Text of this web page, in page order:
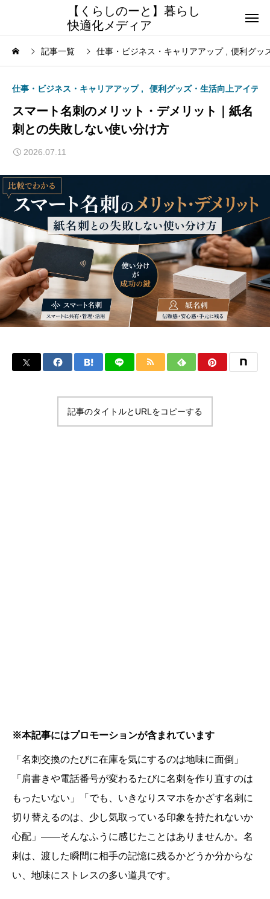
【くらしのーと】暮らし
快適化メディア
記事一覧 仕事・ビジネス・キャリアアップ 便利グッ
仕事・ビジネス・キャリアアップ 便利グッズ・生活向上アイテム
スマート名刺のメリット・デメリット｜紙名
刺との失敗しない使い分け方
2026.07.11
記事のタイトルとURLをコピーする
※本記事にはプロモーションが含まれています
「名刺交換のたびに在庫を気にするのは地味に面倒」
「肩書きや電話番号が変わるたびに名刺を作り直すのは
もったいない」「でも、いきなりスマホをかざす名刺に
切り替えるのは、少し気取っている印象を持たれないか
心配」——そんなふうに感じたことはありませんか。名
刺は、渡した瞬間に相手の記憶に残るかどうか分からな
い、地味にストレスの多い道具です。